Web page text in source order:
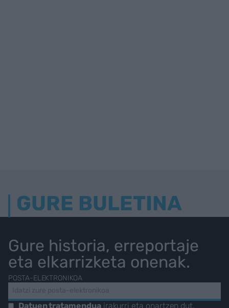
GURE BULETINA
Gure historia, erreportaje
eta elkarrizketa onenak.
POSTA-ELEKTRONIKOA
Datuen tratamenduairakurri eta onartzen dut.